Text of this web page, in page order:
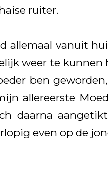
ruiter.
allemaal vanuit
weer te kunnen
ben
allereerste
daarna
even op de